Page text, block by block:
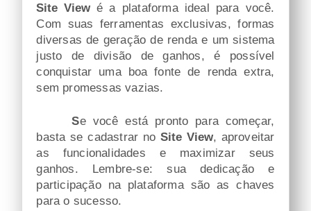
Site View é a plataforma ideal para você.
Com suas ferramentas exclusivas, formas
diversas de geração de renda e um sistema
justo de divisão de ganhos, é possível
conquistar uma boa fonte de renda extra,
sem promessas vazias.
Se você está pronto para começar,
basta se cadastrar noSite View, aproveitar
as funcionalidades e maximizar seus
ganhos. Lembre-se: sua dedicação e
participação na plataforma são as chaves
para o sucesso.